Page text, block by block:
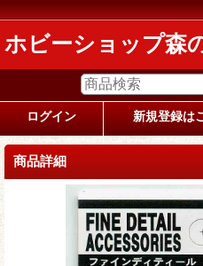
ホビーショップ森
ログイン 新規登録は
商品詳細